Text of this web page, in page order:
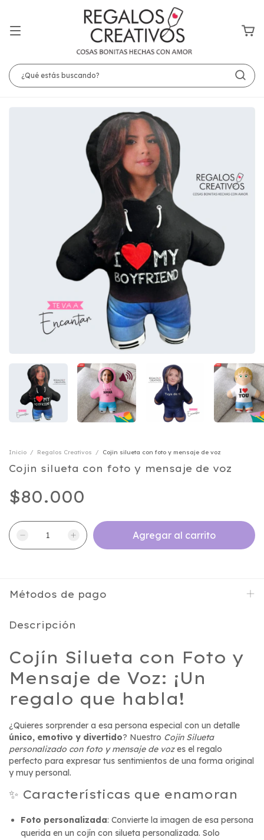
Inicio / Regalos Creativos / Cojin silueta con foto y mensaje de voz
Cojin silueta con foto y mensaje de voz
$80.000
Métodos de pago
Descripción
Cojín Silueta con Foto y
Mensaje de Voz: ¡Un
regalo que habla!
¿Quieres sorprender a esa persona especial con un detalle
único, emotivo y divertido? Nuestro Cojín Silueta
personalizado con foto y mensaje de vozes el regalo
perfecto para expresar tus sentimientos de una forma original
y muy personal.
✨ Características que enamoran
Foto personalizada: Convierte la imagen de esa persona
querida en un cojín con silueta personalizada. Solo